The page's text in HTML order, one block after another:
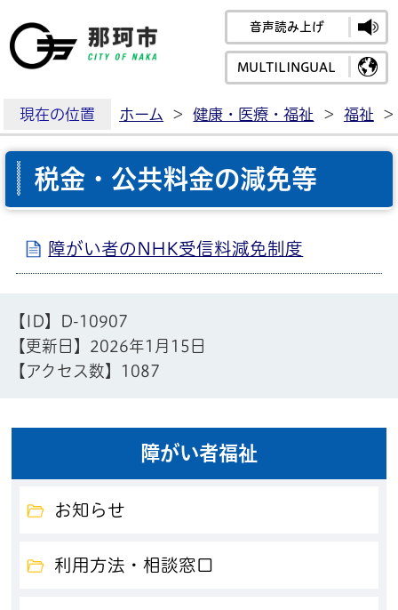
那珂市公式ホームペ
音声読み上げ
MULTILINGUAL
現在の位置 ホーム > 健康・医療・福祉 > 福祉 >
税金・公共料金の減免等
障がい者のNHK受信料減免制度
【ID】
D-10907
【更新日】 2026年1月15日
【アクセス数】
1087
障がい者福祉
お知らせ
利用方法・相談窓口